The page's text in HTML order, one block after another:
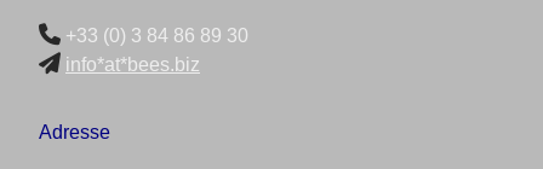
+33 (0) 3 84 86 89 30
info*at*bees.biz
Adresse